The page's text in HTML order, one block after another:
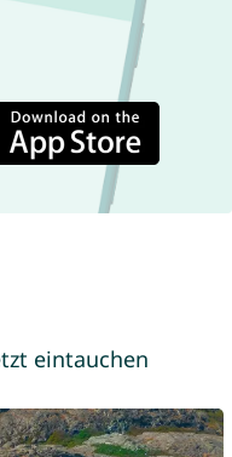
eintauchen